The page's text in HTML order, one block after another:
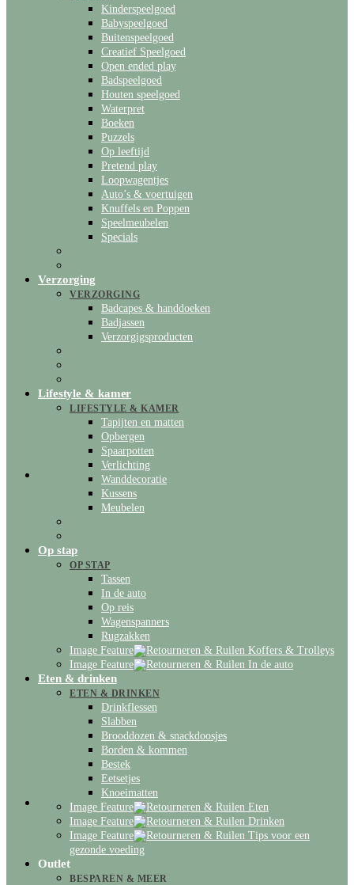
Verlanglijstje
Inloggen
Kinderspeelgoed
Babyspeelgoed
Buitenspeelgoed
Creatief Speelgoed
Open ended play
Badspeelgoed
Houten speelgoed
Waterpret
Boeken
Puzzels
Op leeftijd
Pretend play
Loopwagentjes
Auto’s & voertuigen
Knuffels en Poppen
Speelmeubelen
Specials
Verzorging
VERZORGING
Badcapes & handdoeken
Badjassen
Verzorgigsproducten
Lifestyle & kamer
LIFESTYLE & KAMER
Tapijten en matten
Opbergen
Spaarpotten
Verlichting
Wanddecoratie
Kussens
Meubelen
Op stap
OP STAP
Tassen
In de auto
Op reis
Wagenspanners
Rugzakken
Image Feature
Koffers & Trolleys
Image Feature
In de auto
Eten & drinken
ETEN & DRINKEN
Drinkflessen
Slabben
Brooddozen & snackdoosjes
Borden & kommen
Bestek
Eetsetjes
Knoeimatten
Image Feature
Eten
Image Feature
Drinken
Image Feature
Tips voor een
gezonde voeding
Outlet
BESPAREN & MEER